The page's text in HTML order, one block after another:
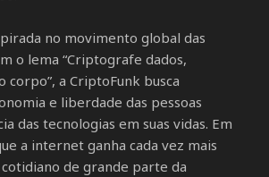
no movimento global das
o lema “Criptografe dados,
a CriptoFunk busca
e liberdade das pessoas
das tecnologias em suas vidas. Em
a internet ganha cada vez mais
de grande parte da